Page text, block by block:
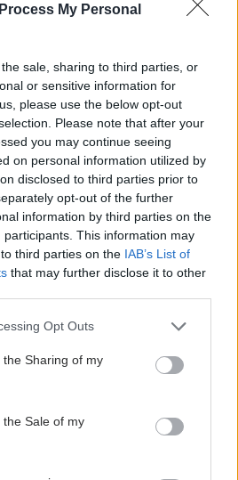
My Personal
sale, sharing to third parties, or
or sensitive information for
please use the below opt-out
Please note that after your
you may continue seeing
on personal information utilized by
disclosed to third parties prior to
opt-out of the further
information by third parties on the
participants. This information may
third parties on the IAB’s List of
that may further disclose it to other
app uses one or more Google
usage behaviour. You may click to
Google and its third-party tags to
purposes in below Google
Opt Outs
Sharing of my
Sale of my